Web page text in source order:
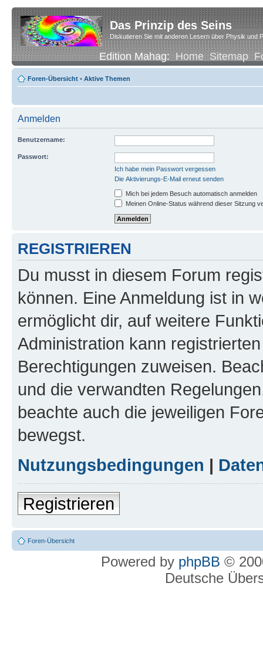
Das Prinzip des Seins
Diskutieren Sie mit anderen Lesern über Physik und
Edition Mahag:Home Sitemap
Foren-Übersicht • Aktive Themen
Anmelden
Benutzername:
Passwort:
Ich habe mein Passwort vergessen
Die Aktivierungs-E-Mail erneut senden
Mich bei jedem Besuch automatisch anmelden
Meinen Online-Status während dieser Sitzung
REGISTRIEREN
Du musst in diesem Forum
können. Eine Anmeldung ist in
ermöglicht dir, auf weitere
Administration kann
Berechtigungen zuweisen.
und die verwandten
beachte auch die jeweiligen
bewegst.
Nutzungsbedingungen |
Registrieren
Foren-Übersicht
Powered by phpBB ©
Deutsche